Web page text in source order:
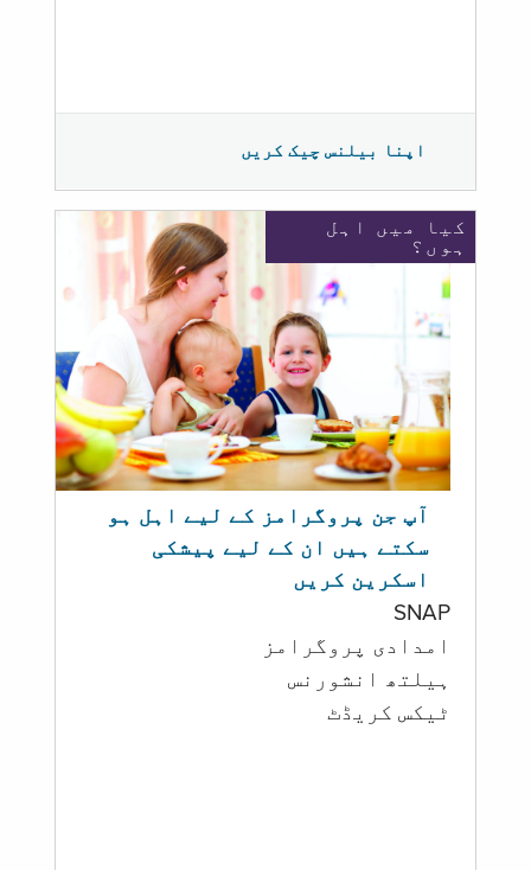
اپنا بیلنس چیک کریں
کیا میں اہل
ہوں؟
آپ جن پروگرامز کے لیے اہل ہو
سکتے ہیں ان کے لیے پیشکی
اسکرین کریں
SNAP
امدادی پروگرامز
‏ہیلتھ انشورنس
ٹیکس کریڈٹ